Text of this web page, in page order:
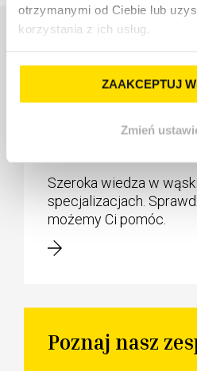
otrzymanymi od Ciebie lub
korzystania z ich usług.
ZAAKCEPTUJ
Zmień
Zobacz także
Nasze
Szeroka wiedza w
specjalizacjach.
możemy Ci pomóc.
Poznaj nasz